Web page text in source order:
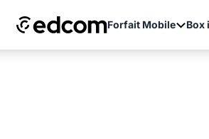
Forfait Mobile Box